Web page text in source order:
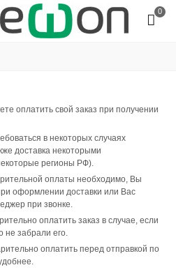
0
оплатить свой заказ при получении
в некоторых случаях
доставка некоторыми
регионы РФ).
оплаты необходимо, Вы
оформлении доставки или Вас
при звонке.
оплатить заказ в случае, если
не забрали его.
оплатить перед отправкой по